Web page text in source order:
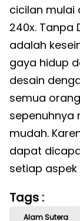
cicilan mulai
240x. Tanpa
adalah
gaya hidup
desain
semua
sepenuhnya
mudah.
dapat
setiap
Tags :
Alam Sutera